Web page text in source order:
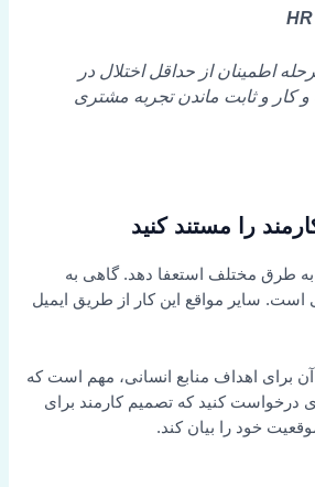
اطمینان از حداقل اختلال در
کار و ثابت ماندن تجربه مشتری
طرق مختلف استعفا دهد. گاهی به
سایر مواقع این کار از طریق ایمیل
برای اهداف منابع انسانی، مهم است که
درخواست کنید که تصمیم کارمند برای
خود را بیان کند.